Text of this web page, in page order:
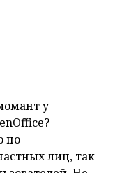
у
по
лиц, так